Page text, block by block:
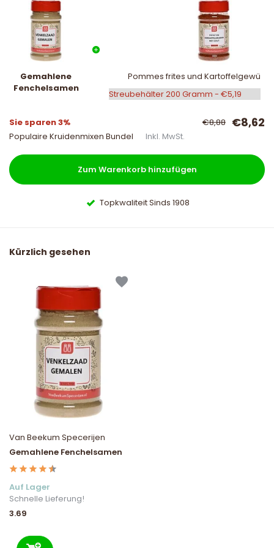
Gemahlene
Fenchelsamen
Pommes frites und Kartoffelgewürz
Sie sparen 3% €8,88 €8,62
Populaire Kruidenmixen Bundel Inkl. MwSt.
Zum Warenkorb hinzufügen
Topkwaliteit Sinds 1908
Kürzlich gesehen
Van Beekum Specerijen
Gemahlene Fenchelsamen
Auf Lager
Schnelle Lieferung!
3.69